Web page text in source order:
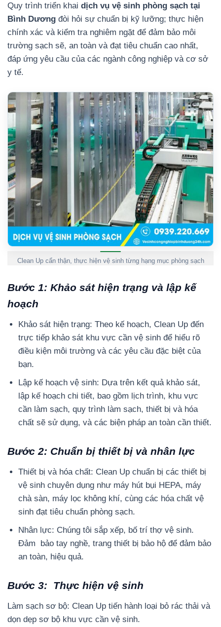
Quy trình triển khai dịch vụ vệ sinh phòng sạch tại
Bình Dương đòi hỏi sự chuẩn bị kỹ lưỡng; thực hiện
chính xác và kiểm tra nghiêm ngặt để đảm bảo môi
trường sạch sẽ, an toàn và đạt tiêu chuẩn cao nhất,
đáp ứng yêu cầu của các ngành công nghiệp và cơ sở
y tế.
Clean Up cẩn thận, thực hiện vệ sinh từng hạng mục phòng sạch
Bước 1: Khảo sát hiện trạng và lập kế
hoạch
Khảo sát hiện trạng: Theo kế hoạch, Clean Up đến
trực tiếp khảo sát khu vực cần vệ sinh để hiểu rõ
điều kiện môi trường và các yêu cầu đặc biệt của
bạn.
Lập kế hoạch vệ sinh: Dựa trên kết quả khảo sát,
lập kế hoạch chi tiết, bao gồm lịch trình, khu vực
cần làm sạch, quy trình làm sạch, thiết bị và hóa
chất sẽ sử dụng, và các biện pháp an toàn cần thiết.
Bước 2: Chuẩn bị thiết bị và nhân lực
Thiết bị và hóa chất: Clean Up chuẩn bị các thiết bị
vệ sinh chuyên dụng như máy hút bụi HEPA, máy
chà sàn, máy lọc không khí, cùng các hóa chất vệ
sinh đạt tiêu chuẩn phòng sạch.
Nhân lực: Chúng tôi sắp xếp, bố trí thợ vệ sinh.
Đảm bảo tay nghề, trang thiết bị bảo hộ để đảm bảo
an toàn, hiệu quả.
Bước 3: Thực hiện vệ sinh
Làm sạch sơ bộ: Clean Up tiến hành loại bỏ rác thải và
dọn dẹp sơ bộ khu vực cần vệ sinh.